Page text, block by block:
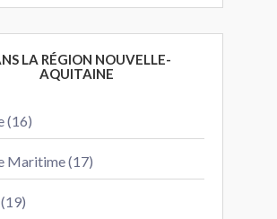
LA RÉGION NOUVELLE-
AQUITAINE
(16)
Maritime (17)